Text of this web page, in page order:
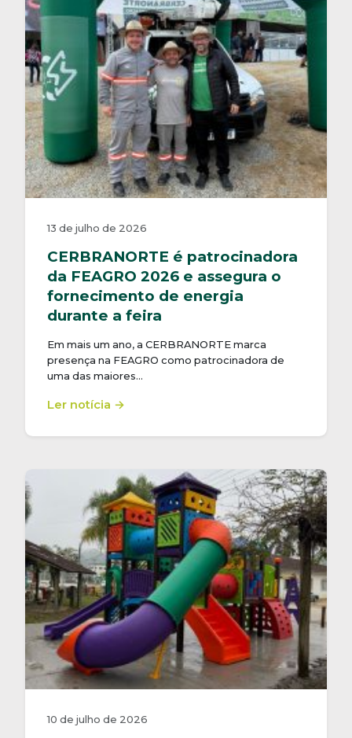
13 de julho de 2026
CERBRANORTE é patrocinadora
da FEAGRO 2026 e assegura o
fornecimento de energia
durante a feira
Em mais um ano, a CERBRANORTE marca
presença na FEAGRO como patrocinadora de
uma das maiores…
Ler notícia →
10 de julho de 2026